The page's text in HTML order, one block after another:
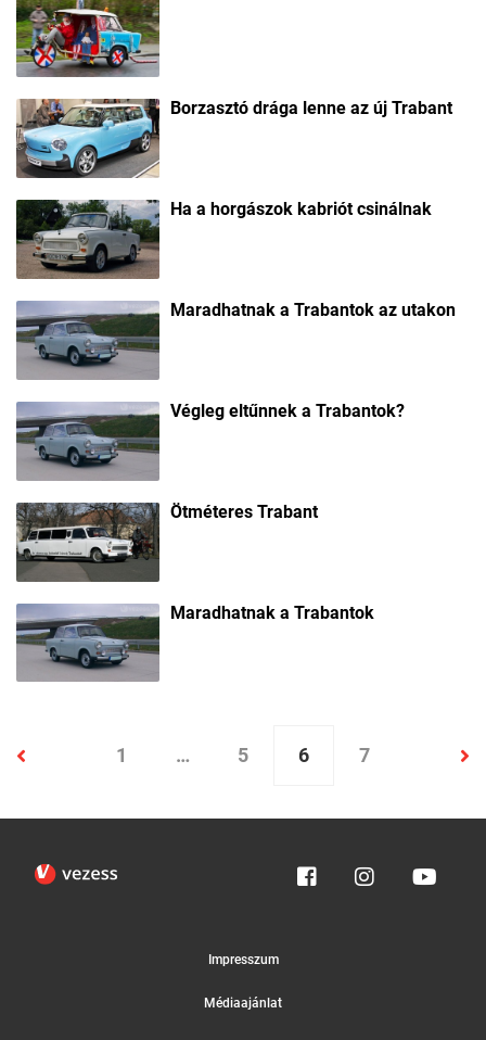
Borzasztó drága lenne az új Trabant
Ha a horgászok kabriót csinálnak
Maradhatnak a Trabantok az utakon
Végleg eltűnnek a Trabantok?
Ötméteres Trabant
Maradhatnak a Trabantok
1 … 5 6 7
Impresszum
Médiaajánlat